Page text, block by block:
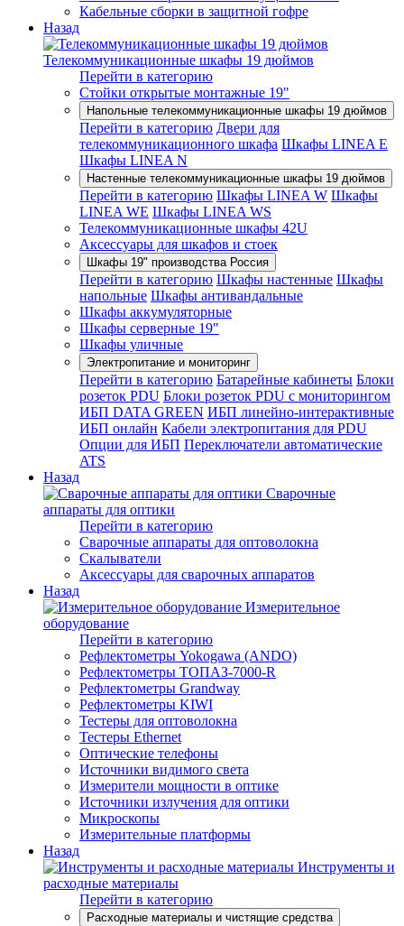
Кабельные сборки в защитной гофре
Назад
Телекоммуникационные шкафы 19 дюймов
Перейти в категорию
Стойки открытые монтажные 19"
Напольные телекоммуникационные шкафы 19 дюймов
Перейти в категорию Двери для
телекоммуникационного шкафа Шкафы LINEA E
Шкафы LINEA N
Настенные телекоммуникационные шкафы 19 дюймов
Перейти в категорию Шкафы LINEA W Шкафы
LINEA WE Шкафы LINEA WS
Телекоммуникационные шкафы 42U
Аксессуары для шкафов и стоек
Шкафы 19" производства Россия
Перейти в категорию Шкафы настенные Шкафы
напольные Шкафы антивандальные
Шкафы аккумуляторные
Шкафы серверные 19"
Шкафы уличные
Электропитание и мониторинг
Перейти в категорию Батарейные кабинеты Блоки
розеток PDU Блоки розеток PDU с мониторингом
ИБП DATA GREEN ИБП линейно-интерактивные
ИБП онлайн Кабели электропитания для PDU
Опции для ИБП Переключатели автоматические
ATS
Назад
Сварочные
аппараты для оптики
Перейти в категорию
Сварочные аппараты для оптоволокна
Скалыватели
Аксессуары для сварочных аппаратов
Назад
Измерительное
оборудование
Перейти в категорию
Рефлектометры Yokogawa (ANDO)
Рефлектометры ТОПАЗ-7000-R
Рефлектометры Grandway
Рефлектометры KIWI
Тестеры для оптоволокна
Тестеры Ethernet
Оптические телефоны
Источники видимого света
Измерители мощности в оптике
Источники излучения для оптики
Микроскопы
Измерительные платформы
Назад
Инструменты и
расходные материалы
Перейти в категорию
Расходные материалы и чистящие средства